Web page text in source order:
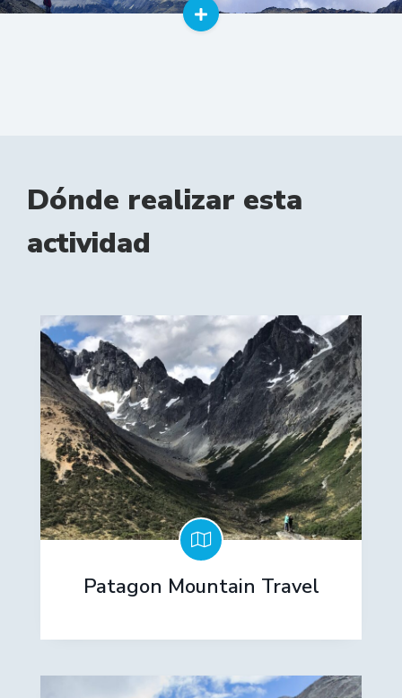
Dónde realizar esta
actividad
Patagon Mountain Travel